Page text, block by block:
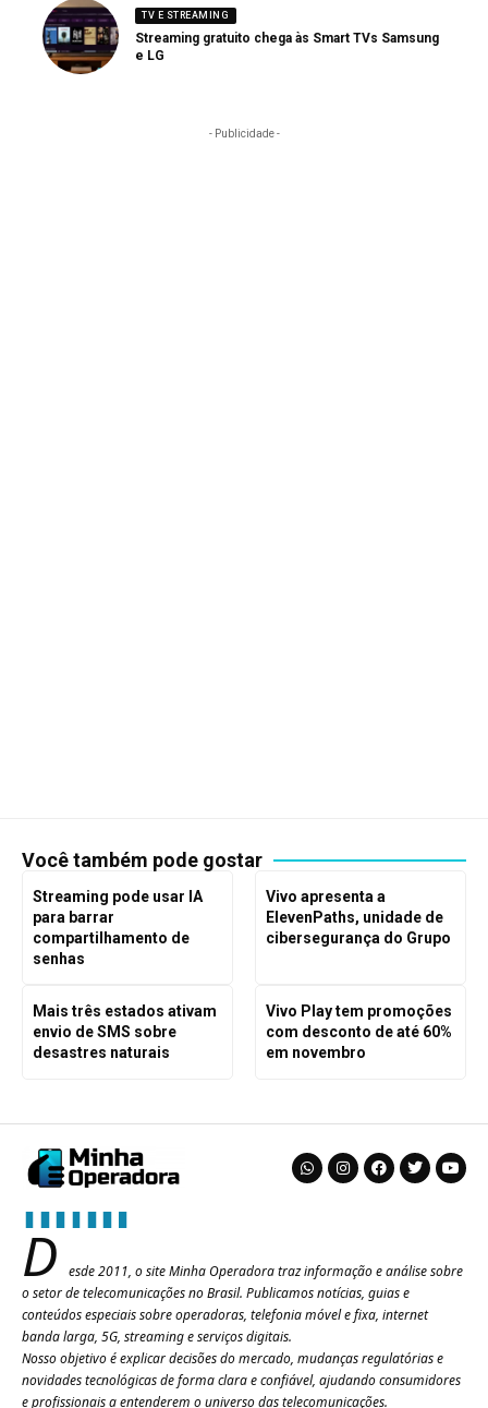
TV E STREAMING
Streaming gratuito chega às Smart TVs Samsung
e LG
- Publicidade -
Você também pode gostar
Streaming pode usar IA
para barrar
compartilhamento de
senhas
Vivo apresenta a
ElevenPaths, unidade de
cibersegurança do Grupo
Mais três estados ativam
envio de SMS sobre
desastres naturais
Vivo Play tem promoções
com desconto de até 60%
em novembro
D
esde 2011, o site Minha Operadora traz informação e análise sobre
o setor de telecomunicações no Brasil. Publicamos notícias, guias e
conteúdos especiais sobre operadoras, telefonia móvel e fixa, internet
banda larga, 5G, streaming e serviços digitais.
Nosso objetivo é explicar decisões do mercado, mudanças regulatórias e
novidades tecnológicas de forma clara e confiável, ajudando consumidores
e profissionais a entenderem o universo das telecomunicações.